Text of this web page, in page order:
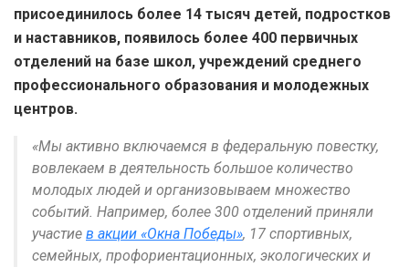
присоединилось более 14 тысяч детей, подростков
и наставников, появилось более 400 первичных
отделений на базе школ, учреждений среднего
профессионального образования и молодежных
центров.
«Мы активно включаемся в федеральную повестку,
вовлекаем в деятельность большое количество
молодых людей и организовываем множество
событий. Например, более 300 отделений приняли
участие в акции «Окна Победы», 17 спортивных,
семейных, профориентационных, экологических и